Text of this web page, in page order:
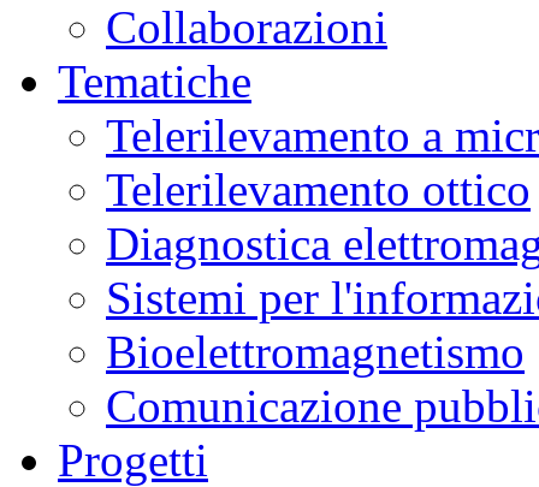
Collaborazioni
Tematiche
Telerilevamento a
Telerilevamento ottico
Diagnostica
Sistemi per
Bioelettromagnetismo
Comunicazione
Progetti